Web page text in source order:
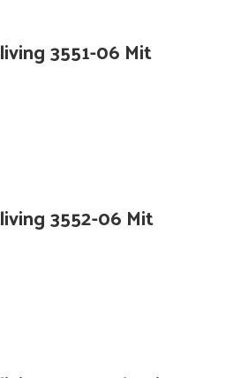
3551-06 Mit
3552-06 Mit